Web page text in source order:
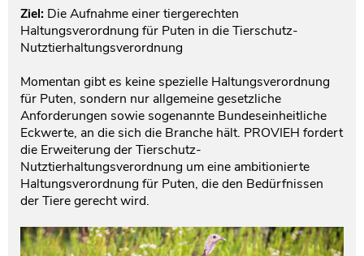
Ziel: Die Aufnahme einer tiergerechten
Haltungsverordnung für Puten in die Tierschutz-
Nutztierhaltungsverordnung
Momentan gibt es keine spezielle Haltungsverordnung
für Puten, sondern nur allgemeine gesetzliche
Anforderungen sowie sogenannte Bundeseinheitliche
Eckwerte, an die sich die Branche hält. PROVIEH fordert
die Erweiterung der Tierschutz-
Nutztierhaltungsverordnung um eine ambitionierte
Haltungsverordnung für Puten, die den Bedürfnissen
der Tiere gerecht wird.